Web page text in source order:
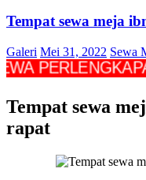
Tempat sewa meja
Galeri Mei 31, 2022 Sewa
Tempat sewa
rapat